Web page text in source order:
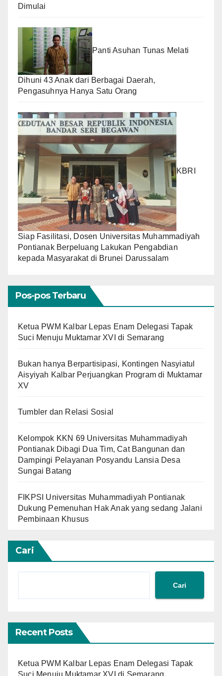
Dimulai
Panti Asuhan Tunas Melati
Dihuni 43 Anak dari Berbagai Daerah,
Pengasuhnya Hanya Satu Orang
KBRI
Siap Fasilitasi, Dosen Universitas Muhammadiyah
Pontianak Berpeluang Lakukan Pengabdian
kepada Masyarakat di Brunei Darussalam
Pos-pos Terbaru
Ketua PWM Kalbar Lepas Enam Delegasi Tapak
Suci Menuju Muktamar XVI di Semarang
Bukan hanya Berpartisipasi, Kontingen Nasyiatul
Aisyiyah Kalbar Perjuangkan Program di Muktamar
XV
Tumbler dan Relasi Sosial
Kelompok KKN 69 Universitas Muhammadiyah
Pontianak Dibagi Dua Tim, Cat Bangunan dan
Dampingi Pelayanan Posyandu Lansia Desa
Sungai Batang
FIKPSI Universitas Muhammadiyah Pontianak
Dukung Pemenuhan Hak Anak yang sedang Jalani
Pembinaan Khusus
Cari
Cari
Recent Posts
Ketua PWM Kalbar Lepas Enam Delegasi Tapak